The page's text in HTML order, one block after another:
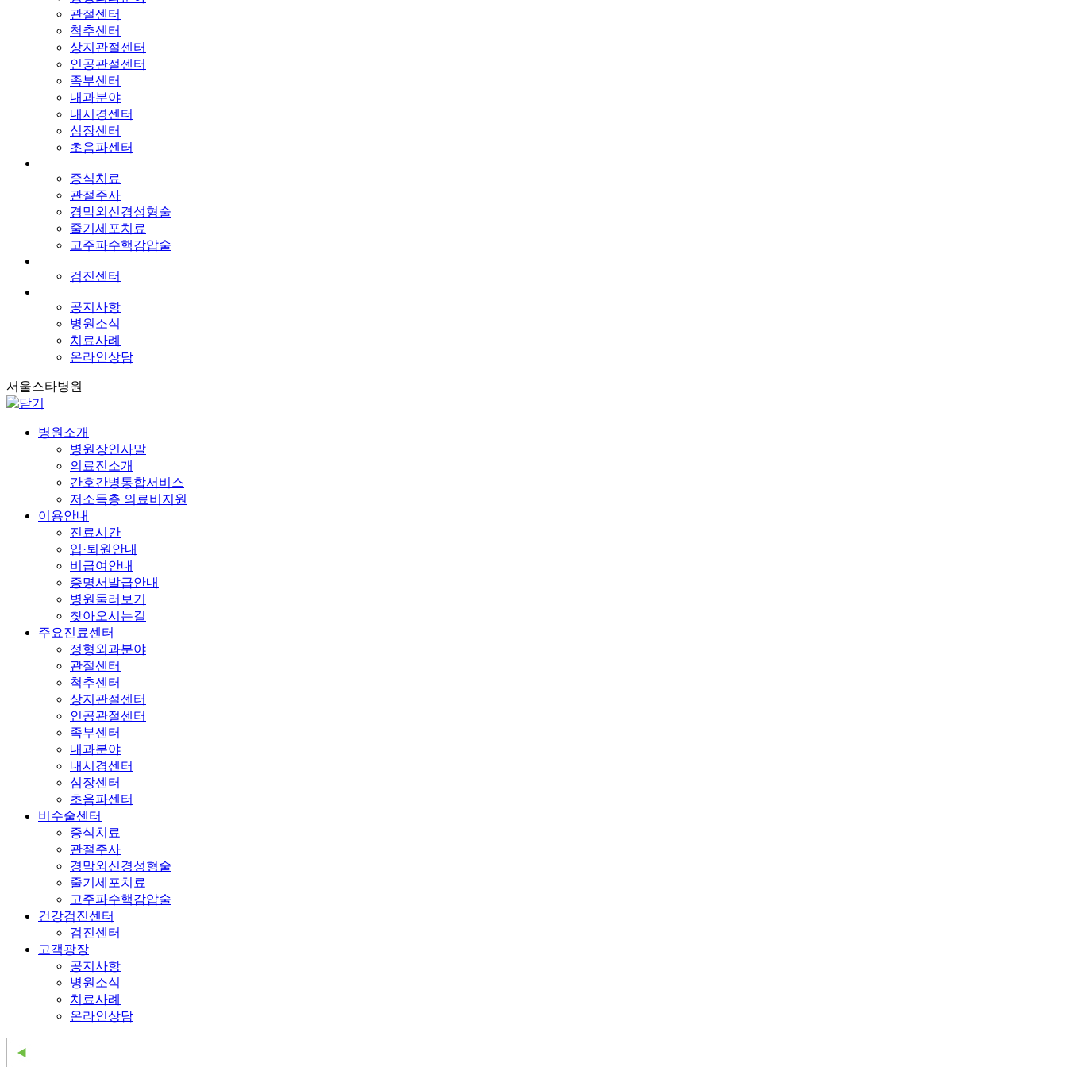
관절센터
척추센터
상지관절센터
인공관절센터
족부센터
내과분야
내시경센터
심장센터
초음파센터
증식치료
관절주사
경막외신경성형술
줄기세포치료
고주파수핵감압술
검진센터
공지사항
병원소식
치료사례
온라인상담
서울스타병원
병원소개
병원장인사말
의료진소개
간호간병통합서비스
저소득층 의료비지원
이용안내
진료시간
입·퇴원안내
비급여안내
증명서발급안내
병원둘러보기
찾아오시는길
주요진료센터
정형외과분야
관절센터
척추센터
상지관절센터
인공관절센터
족부센터
내과분야
내시경센터
심장센터
초음파센터
비수술센터
증식치료
관절주사
경막외신경성형술
줄기세포치료
고주파수핵감압술
건강검진센터
검진센터
고객광장
공지사항
병원소식
치료사례
온라인상담